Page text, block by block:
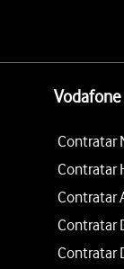
Contratar
Contratar
Contratar
Contratar
Contratar